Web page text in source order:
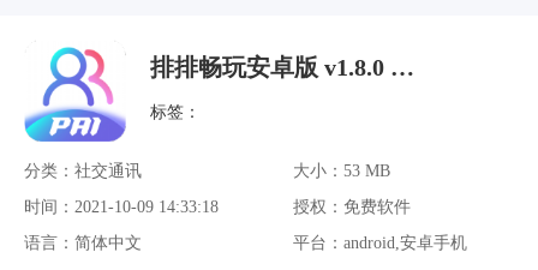
排排畅玩安卓版 v1.8.0 手机免费版
标签：
分类：社交通讯
大小：53 MB
时间：2021-10-09 14:33:18
授权：免费软件
语言：简体中文
平台：android,安卓手机